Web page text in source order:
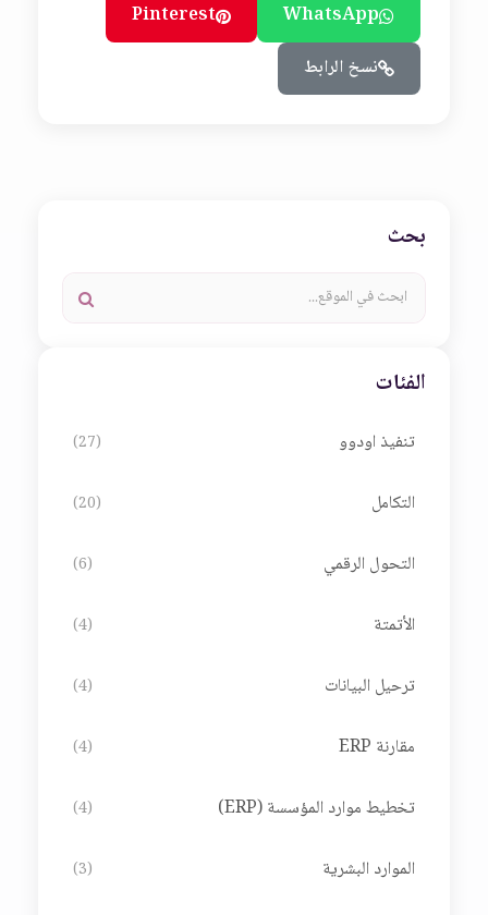
WhatsApp
Pinterest
نسخ الرابط
بحث
الفئات
تنفيذ اودوو (27)
التكامل (20)
التحول الرقمي (6)
الأتمتة (4)
ترحيل البيانات (4)
مقارنة ERP (4)
تخطيط موارد المؤسسة (ERP) (4)
الموارد البشرية (3)